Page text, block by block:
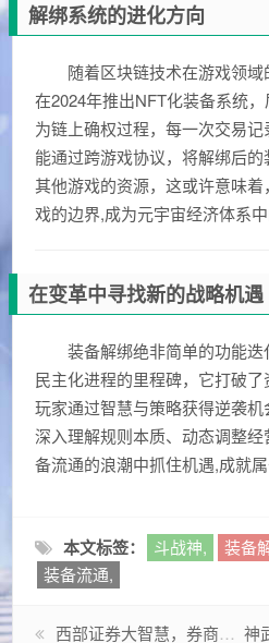
解绑系统的进化方向
随着区块链技术在游戏领
在2024年推出NFT化装备系统
为链上确权过程，每一次交易
能通过跨游戏协议，将解绑后
其他游戏的资源，这或许意味
戏的边界,成为元宇宙经济体系中
在变革中寻找新的战略机遇
装备解绑绝非简单的功能
民主化进程的里程碑，它打破
玩家通过智慧与策略获得逆袭
深入理解规则本质、动态调整
备流通的浪潮中抓住机遇,成就
本文标签： 斗战神, 装备
装备流通,
西部证券大智慧，券商数字化转型的破局样本